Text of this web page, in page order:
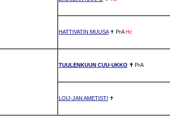
HATTIVATIN MUUSA✝ PrA Hc
TUULENKUUN CUU-UKKO ✝ PrA
LOIJ-JAN AMETISTI ✝